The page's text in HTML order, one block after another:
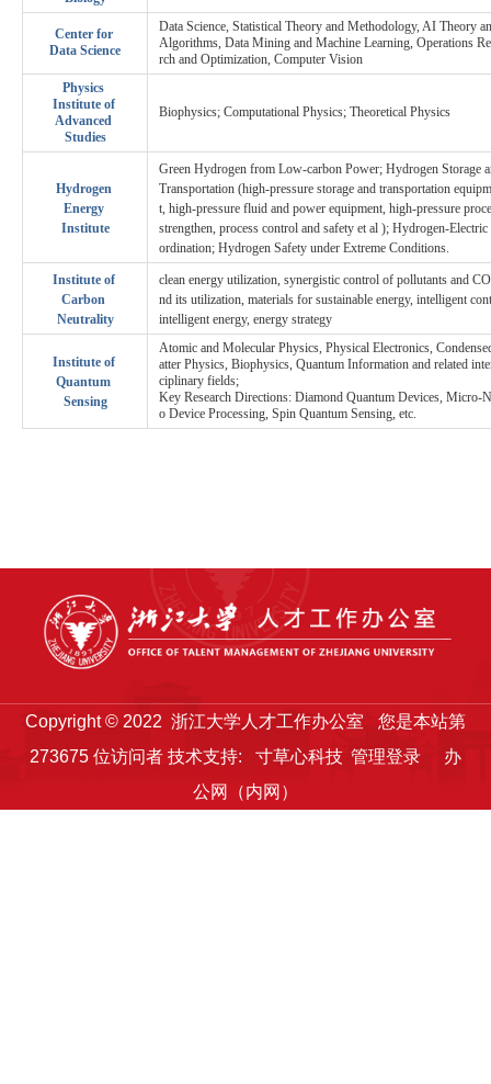
Center for
Data Science
Data Science, Statistical Theory and Methodology, AI Theory
Algorithms, Data Mining and Machine Learning, Operations
rch and Optimization, Computer Vision
Physics
Institute of
Advanced
Studies
Biophysics; Computational Physics; Theoretical Physics
Hydrogen
Energy
Institute
Green Hydrogen from Low-carbon Power; Hydrogen Storage
Transportation (high-pressure storage and transportation
t, high-pressure fluid and power equipment, high-pressure
strengthen, process control and safety et al ); Hydrogen-Electric
ordination; Hydrogen Safety under Extreme Conditions.
Institute of
Carbon
Neutrality
clean energy utilization, synergistic control of pollutants and
nd its utilization, materials for sustainable energy, intelligent
intelligent energy, energy strategy
Institute of
Quantum
Sensing
Atomic and Molecular Physics, Physical Electronics,
atter Physics, Biophysics, Quantum Information and related
ciplinary fields;
Key Research Directions: Diamond Quantum Devices, Micro-
o Device Processing, Spin Quantum Sensing, etc.
Copyright © 2022 浙江大学人才工作办公室
您是本站第
273675位访问者 技术支持: 寸草心科技 管理登录
办
公网（内网）